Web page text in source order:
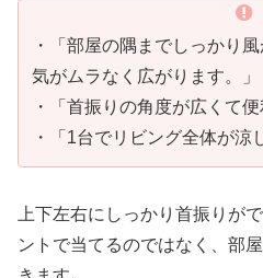
・「部屋の隅までしっかり
気がムラなく広がります。」
・「首振りの角度が広くて便
・「1台でリビング全体が涼
上下左右にしっかり首振りが
ントで当てるのではなく、部